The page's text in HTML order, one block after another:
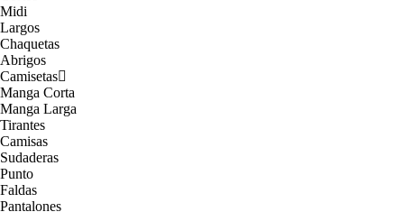
Midi
Largos
Chaquetas
Abrigos
Camisetas
Manga Corta
Manga Larga
Tirantes
Camisas
Sudaderas
Punto
Faldas
Pantalones